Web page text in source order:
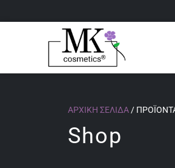
ΑΡΧΙΚΉ ΣΕΛΊΔΑ / ΠΡΟΪΌΝΤΑ
Shop